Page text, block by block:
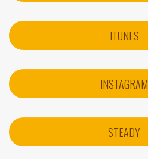
ITUNES
INSTAGRAM
STEADY